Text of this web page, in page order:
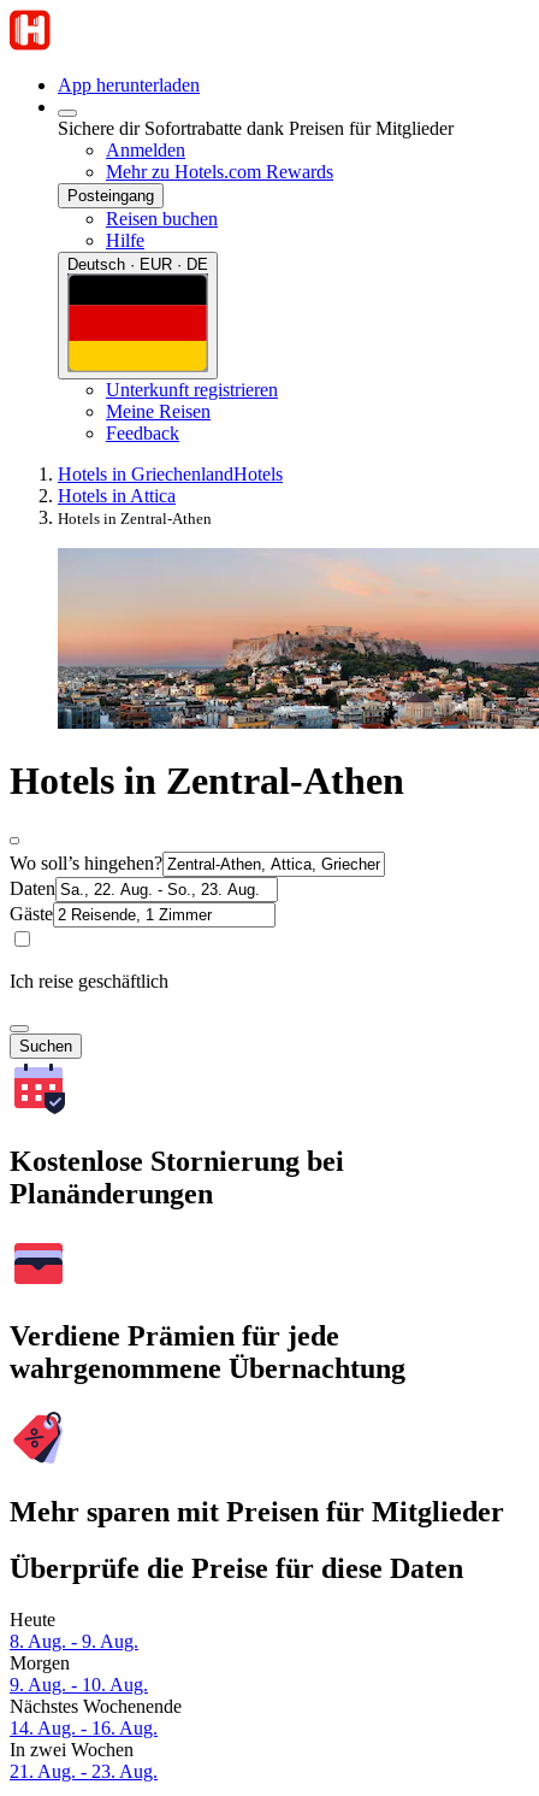
App herunterladen
Sichere dir Sofortrabatte dank Preisen für Mitglieder
Anmelden
Mehr zu Hotels.com Rewards
Posteingang
Reisen buchen
Hilfe
Deutsch · EUR · DE
Unterkunft registrieren
Meine Reisen
Feedback
Hotels in GriechenlandHotels
Hotels in Attica
Hotels in Zentral-Athen
Hotels in Zentral-Athen
Wo soll’s hingehen?
Daten
Gäste
Ich reise geschäftlich
Suchen
Kostenlose Stornierung bei
Planänderungen
Verdiene Prämien für jede
wahrgenommene Übernachtung
Mehr sparen mit Preisen für Mitglieder
Überprüfe die Preise für diese Daten
Heute
8. Aug. - 9. Aug.
Morgen
9. Aug. - 10. Aug.
Nächstes Wochenende
14. Aug. - 16. Aug.
In zwei Wochen
21. Aug. - 23. Aug.